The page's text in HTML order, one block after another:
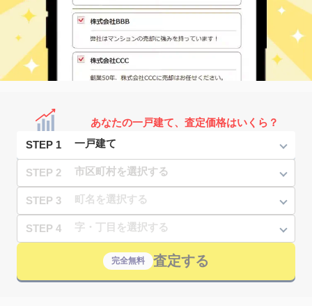
あなたの一戸建て、査定価格はいくら？
STEP 1
STEP 2
STEP 3
STEP 4
完全無料 査定する